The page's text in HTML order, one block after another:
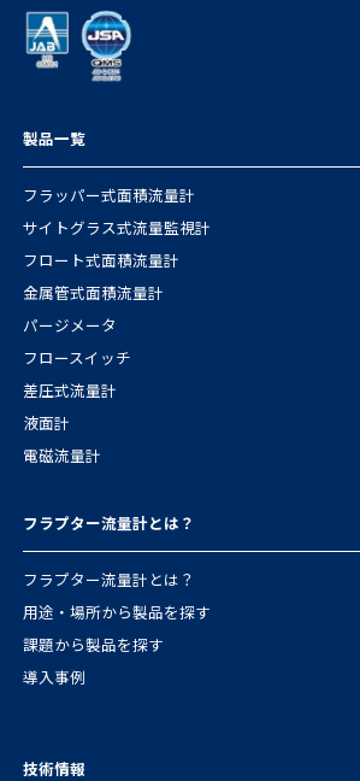
製品一覧
フラッパー式面積流量計
サイトグラス式流量監視計
フロート式面積流量計
金属管式面積流量計
パージメータ
フロースイッチ
差圧式流量計
液面計
電磁流量計
フラプター流量計とは？
フラプター流量計とは？
用途・場所から製品を探す
課題から製品を探す
導入事例
技術情報